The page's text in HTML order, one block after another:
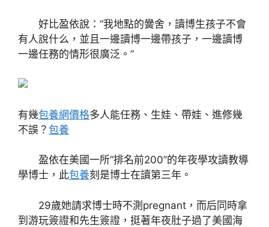
好比盈依說：“我地點的黌舍，讀博生孩子不會
有人說什么，並且一邊讀博一邊帶孩子，一邊讀博
一邊任務的情形很廣泛。”
有幾包養網價格多人能任務、生娃、帶娃、進修幾
不誤？ 包養
盈依在美國一所“排名前200”的年夜學攻讀教導
學博士，此包養刻是博士在讀第三年。
29歲她請求博士時不測pregnant，而后同時拿
到游玩簽證和先生簽證，挺著年夜肚子過了美國海